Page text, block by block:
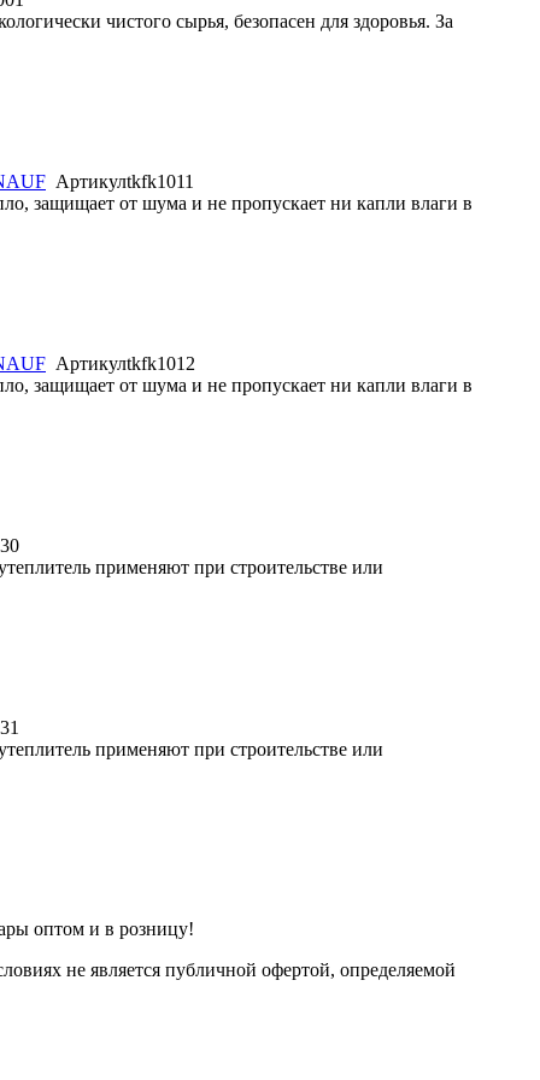
чистого сырья, безопасен для здоровья. За
Артикулtkfk1011
защищает от шума и не пропускает ни капли влаги в
Артикулtkfk1012
защищает от шума и не пропускает ни капли влаги в
применяют при строительстве или
применяют при строительстве или
оптом и в розницу!
не является публичной офертой, определяемой